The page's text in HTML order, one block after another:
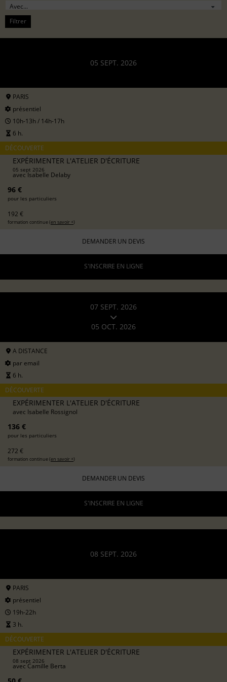
Filtrer
05 SEPT. 2026
PARIS
présentiel
10h-13h / 14h-17h
6 h.
DÉCOUVERTE
EXPÉRIMENTER L'ATELIER D'ÉCRITURE
05 sept 2026
avecIsabelle Delaby
96 €
pour les particuliers
192 €
formation continue (en savoir +)
DEMANDER UN DEVIS
S'INSCRIRE EN LIGNE
07 SEPT. 2026
05 OCT. 2026
A DISTANCE
par email
6 h.
DÉCOUVERTE
EXPÉRIMENTER L'ATELIER D'ÉCRITURE
avec Isabelle Rossignol
136 €
pour les particuliers
272 €
formation continue (en savoir +)
DEMANDER UN DEVIS
S'INSCRIRE EN LIGNE
08 SEPT. 2026
PARIS
présentiel
19h-22h
3 h.
DÉCOUVERTE
EXPÉRIMENTER L'ATELIER D'ÉCRITURE
08 sept 2026
avecCamille Berta